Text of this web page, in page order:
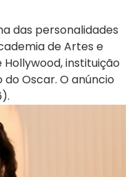
das personalidades
de Artes e
instituição
Oscar. O anúncio